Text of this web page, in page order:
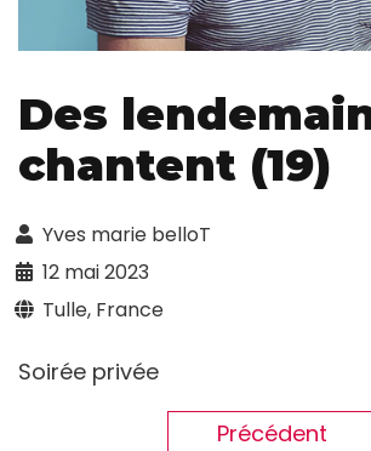
Des
chantent (19)
Yves marie belloT
12 mai 2023
Tulle, France
Soirée privée
Précédent